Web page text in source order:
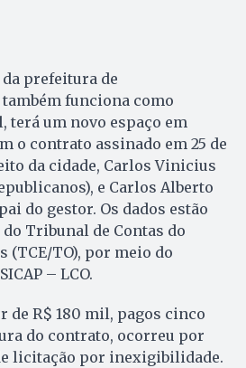
prefeitura de
funciona como
terá um novo espaço em
o contrato assinado em 25 de
da cidade, Carlos Vinicius
e Carlos Alberto
do gestor. Os dados estão
Tribunal de Contas do
(TCE/TO), por meio do
– LCO.
de R$ 180 mil, pagos cinco
do contrato, ocorreu por
licitação por inexigibilidade.